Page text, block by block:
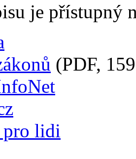
je přístupný
(PDF,
pro lidi